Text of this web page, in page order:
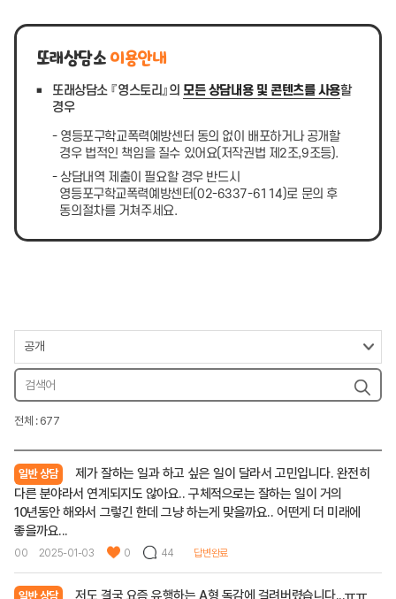
또래상담소 이용안내
또래상담소 『영스토리』의 모든 상담내용 및 콘텐츠를 사용할
경우
- 영등포구학교폭력예방센터 동의 없이 배포하거나 공개할
경우 법적인 책임을 질수 있어요(저작권법 제2조,9조등).
- 상담내역 제출이 필요할 경우 반드시
영등포구학교폭력예방센터(02-6337-6114)로 문의 후
동의절차를 거쳐주세요.
전체 : 677
일반 상담
제가 잘하는 일과 하고 싶은 일이 달라서 고민입니다. 완전히
다른 분야라서 연계되지도 않아요.. 구체적으로는 잘하는 일이 거의
10년동안 해와서 그렇긴 한데 그냥 하는게 맞을까요.. 어떤게 더 미래에
좋을까요...
00 2025-01-03 0 44 답변완료
일반 상담
저도 결국 요즘 유행하는 A형 독감에 걸려버렸습니다...ㅠㅠ